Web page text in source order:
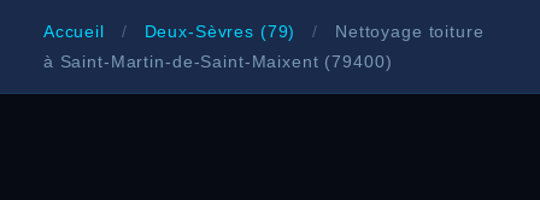
Accueil / Deux-Sèvres (79) /
Nettoyage toiture
à Saint-Martin-de-Saint-Maixent (79400)